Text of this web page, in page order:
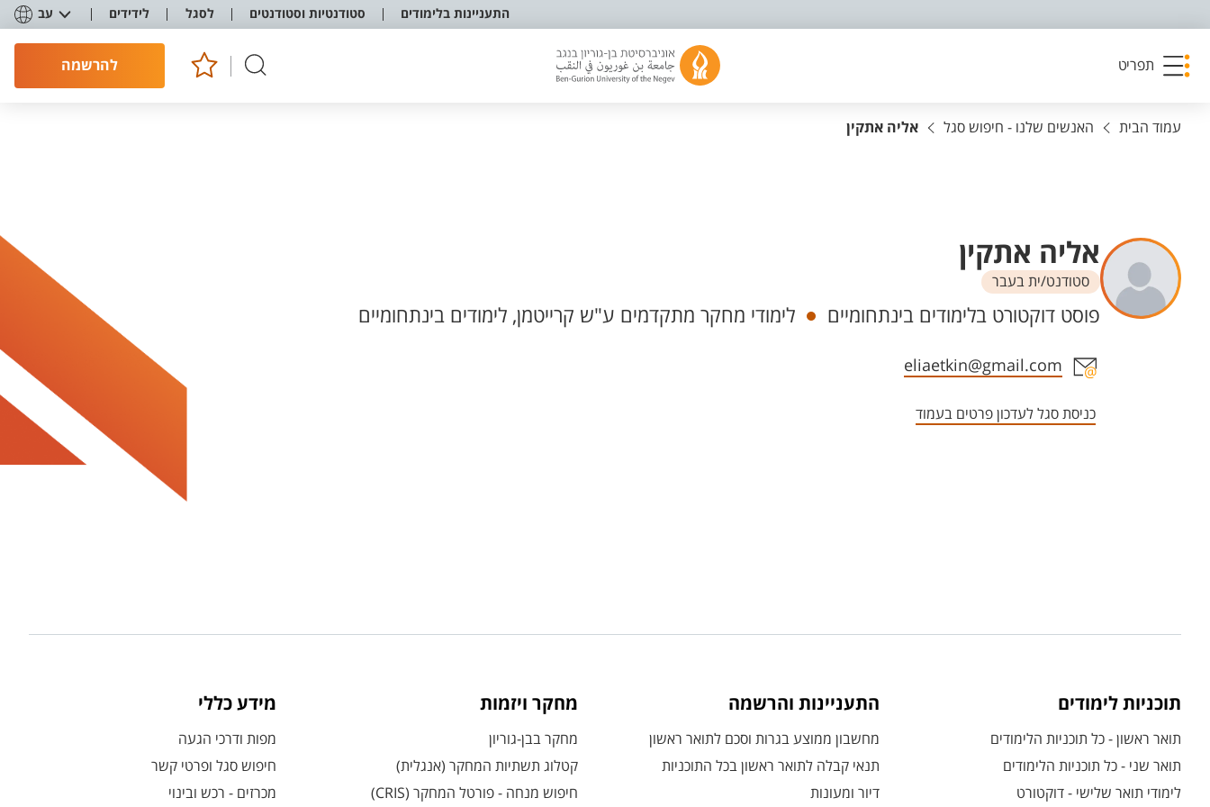
התעניינות בלימודים סטודנטיות וסטודנטים לסגל לידידים עב
תפריט להרשמה
עמוד הבית האנשים שלנו - חיפוש סגל אליה אתקין
אליה אתקין
סטודנט/ית בעבר
יחידות
פוסט דוקטורט בלימודים בינתחומיים לימודי מחקר מתקדמים ע"ש קרייטמן, לימודים בינתחומיים
אזור צור קשר עם איש הסגל
eliaetkin@gmail.com
כניסת סגל לעדכון פרטים בעמוד
תוכניות לימודים
תואר ראשון - כל תוכניות הלימודים
תואר שני - כל תוכניות הלימודים
לימודי תואר שלישי - דוקטורט
התעניינות והרשמה
מחשבון ממוצע בגרות וסכם לתואר ראשון
תנאי קבלה לתואר ראשון בכל התוכניות
דיור ומעונות
מחקר ויזמות
מחקר בבן-גוריון
קטלוג תשתיות המחקר (אנגלית)
חיפוש מנחה - פורטל המחקר (CRIS)
מידע כללי
מפות ודרכי הגעה
חיפוש סגל ופרטי קשר
מכרזים - רכש ובינוי